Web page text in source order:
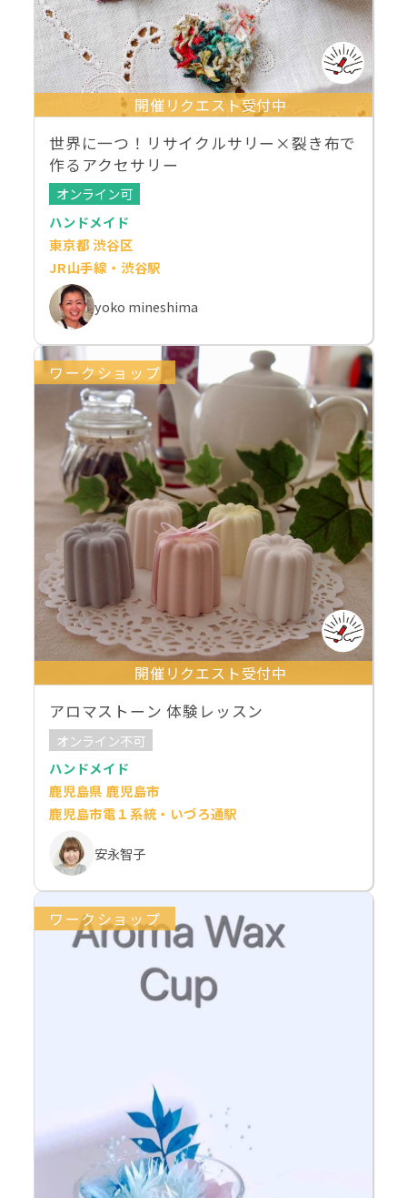
開催リクエスト受付中
世界に一つ！リサイクルサリー×裂き布で
作るアクセサリー
オンライン可
ハンドメイド
東京都 渋谷区
JR山手線・渋谷駅
yoko mineshima
ワークショップ
開催リクエスト受付中
アロマストーン 体験レッスン
オンライン不可
ハンドメイド
鹿児島県 鹿児島市
鹿児島市電１系統・いづろ通駅
安永智子
ワークショップ